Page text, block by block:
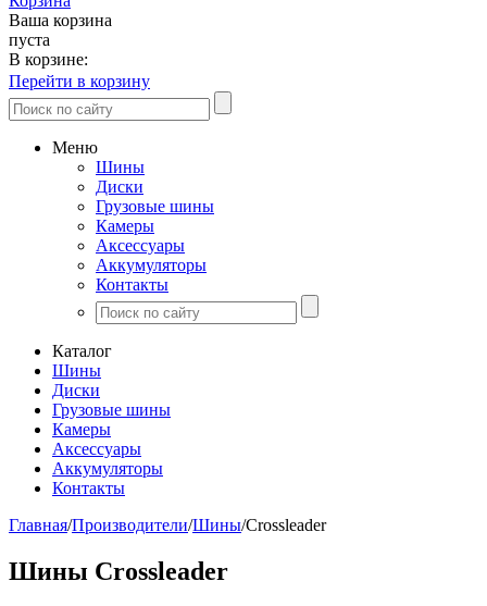
Ваша корзина
пуста
В корзине:
Перейти в корзину
Меню
Шины
Диски
Грузовые шины
Камеры
Аксессуары
Аккумуляторы
Контакты
Каталог
Шины
Диски
Грузовые шины
Камеры
Аксессуары
Аккумуляторы
Контакты
Главная/Производители/Шины/Crossleader
Шины Crossleader